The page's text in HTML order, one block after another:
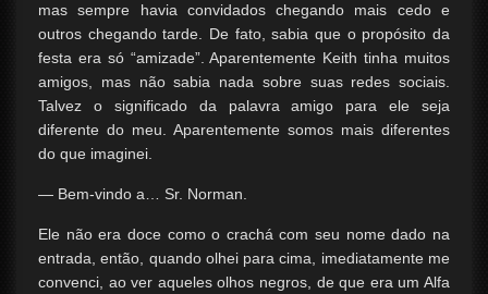
mas sempre havia convidados chegando mais cedo e
outros chegando tarde. De fato, sabia que o propósito da
festa era só “amizade”. Aparentemente Keith tinha muitos
amigos, mas não sabia nada sobre suas redes sociais.
Talvez o significado da palavra amigo para ele seja
diferente do meu. Aparentemente somos mais diferentes
do que imaginei.
— Bem-vindo a… Sr. Norman.
Ele não era doce como o crachá com seu nome dado na
entrada, então, quando olhei para cima, imediatamente me
convenci, ao ver aqueles olhos negros, de que era um Alfa